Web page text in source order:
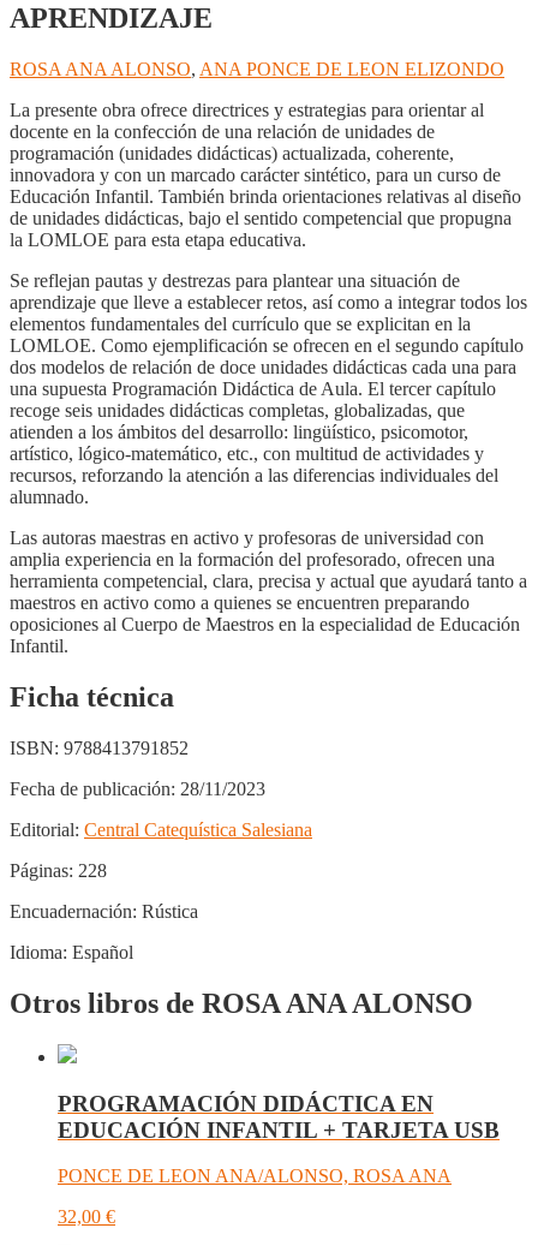
APRENDIZAJE
ROSA ANA ALONSO, ANA PONCE DE LEON ELIZONDO
La presente obra ofrece directrices y estrategias para orientar al
docente en la confección de una relación de unidades de
programación (unidades didácticas) actualizada, coherente,
innovadora y con un marcado carácter sintético, para un curso de
Educación Infantil. También brinda orientaciones relativas al diseño
de unidades didácticas, bajo el sentido competencial que propugna
la LOMLOE para esta etapa educativa.
Se reflejan pautas y destrezas para plantear una situación de
aprendizaje que lleve a establecer retos, así como a integrar todos los
elementos fundamentales del currículo que se explicitan en la
LOMLOE. Como ejemplificación se ofrecen en el segundo capítulo
dos modelos de relación de doce unidades didácticas cada una para
una supuesta Programación Didáctica de Aula. El tercer capítulo
recoge seis unidades didácticas completas, globalizadas, que
atienden a los ámbitos del desarrollo: lingüístico, psicomotor,
artístico, lógico-matemático, etc., con multitud de actividades y
recursos, reforzando la atención a las diferencias individuales del
alumnado.
Las autoras maestras en activo y profesoras de universidad con
amplia experiencia en la formación del profesorado, ofrecen una
herramienta competencial, clara, precisa y actual que ayudará tanto a
maestros en activo como a quienes se encuentren preparando
oposiciones al Cuerpo de Maestros en la especialidad de Educación
Infantil.
Ficha técnica
ISBN: 9788413791852
Fecha de publicación: 28/11/2023
Editorial: Central Catequística Salesiana
Páginas: 228
Encuadernación: Rústica
Idioma: Español
Otros libros de ROSA ANA ALONSO
PROGRAMACIÓN DIDÁCTICA EN
EDUCACIÓN INFANTIL + TARJETA USB
PONCE DE LEON ANA/ALONSO, ROSA ANA
32,00 €